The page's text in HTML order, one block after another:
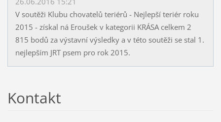
V soutěži Klubu chovatelů teriérů - Nejlepší teriér roku
2015 - získal ná Eroušek v kategorii KRÁSA celkem 2
815 bodů za výstavní výsledky a v této soutěži se stal 1.
nejlepším JRT psem pro rok 2015.
Kontakt